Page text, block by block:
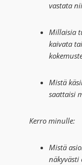
vastata
Millaisia
kaivata
Mistä
saattaisi
Kerro minulle:
Mistä
näkyvästi